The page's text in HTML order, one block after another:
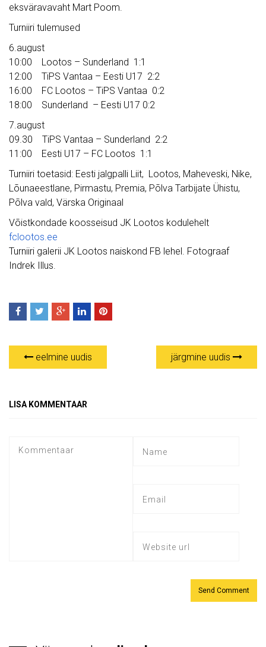
eksväravavaht Mart Poom.
Turniiri tulemused
6.august
10:00 Lootos – Sunderland 1:1
12:00 TiPS Vantaa – Eesti U17 2:2
16:00 FC Lootos – TiPS Vantaa 0:2
18:00 Sunderland – Eesti U17 0:2
7.august
09.30 TiPS Vantaa – Sunderland 2:2
11:00 Eesti U17 – FC Lootos 1:1
Turniiri toetasid: Eesti jalgpalli Liit, Lootos, Maheveski, Nike,
Lõunaeestlane, Pirmastu, Premia, Põlva Tarbijate Ühistu,
Põlva vald, Värska Originaal
Võistkondade koosseisud JK Lootos kodulehelt
fclootos.ee
Turniiri galerii JK Lootos naiskond FB lehel. Fotograaf
Indrek Illus.
eelmine uudis järgmine uudis
LISA KOMMENTAAR